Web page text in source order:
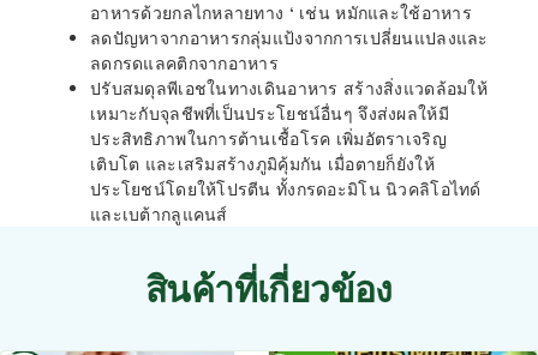
อาหารด้วยกลไกหลายทาง ‘ เช่น หมักและใช้อาหาร
ลดปัญหาจากอาหารกลุ่มแป้งจากการเปลี่ยนแปลงและ
ลดกรดแลคติกจากอาหาร
ปรับสมดุลพีเอชในทางเดินอาหาร สร้างสิ่งแวดล้อมให้
เหมาะกับจุลชีพที่เป็นประโยชน์อื่นๆ จึงส่งผลให้มี
ประสิทธิภาพในการต้านเชื้อโรค เพิ่มอัตราเจริญ
เติบโต และเสริมสร้างภูมิคุ้มกัน เมื่อตายก็ยังให้
ประโยชน์โดยให้โปรตีน ทั้งกรดอะมิโน นิวคลิโอไทด์
และเบต้ากลูแคนส์
สินค้าที่เกี่ยวข้อง